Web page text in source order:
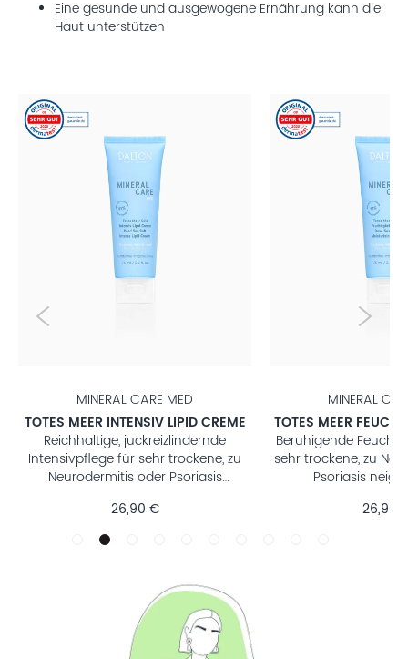
Eine gesunde und ausgewogene Ernährung kann die
Haut unterstützen
MINERAL CARE MED
TOTES MEER INTENSIV LIPID CREME
Reichhaltige, juckreizlindernde
Intensivpflege für sehr trockene, zu
Neurodermitis oder Psoriasis
26,90 €
MINERAL
TOTES MEER
Beruhigende
sehr trockene, zu
Psoriasis
26,90